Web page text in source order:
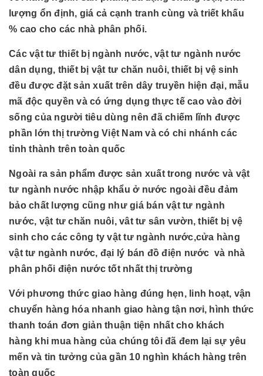
lượng ổn định, giá cả cạnh tranh cùng và triết khấu
% cao cho các nhà phân phối.
Các vật tư thiết bị ngành nước, vật tư ngành nước
dân dụng, thiết bị vật tư chăn nuôi, thiết bị vệ sinh
đều được đặt sản xuất trên dây truyền hiện đại, mẫu
mã độc quyền và có ứng dụng thực tế cao vào đời
sống của người tiêu dùng nên đã chiếm lĩnh được
phần lớn thị trường Việt Nam và có chi nhánh các
tỉnh thành trên toàn quốc
Ngoài ra sản phẩm được sản xuất trong nước và vật
tư ngành nước nhập khẩu ở nước ngoài đều đảm
bảo chất lượng cũng như giá bán vật tư ngành
nước, vật tư chăn nuôi, vât tư sân vườn, thiết bị vệ
sinh cho các công ty vật tư ngành nước,cửa hàng
vật tư ngành nước, đại lý bán đồ điện nước và nhà
phân phối điện nước tốt nhất thị trường
Với phương thức giao hàng đúng hẹn, linh hoạt, vận
chuyển hàng hóa nhanh giao hàng tận nơi, hình thức
thanh toán đơn giản thuận tiện nhất cho khách
hàng khi mua hàng của chúng tôi đã đem lại sự yêu
mến và tin tưởng của gần 10 nghìn khách hàng trên
toàn quốc